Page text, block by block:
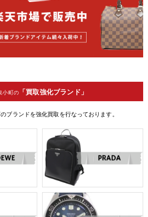
小町の「買取強化ブランド」
ブランドを強化買取を行なっております。